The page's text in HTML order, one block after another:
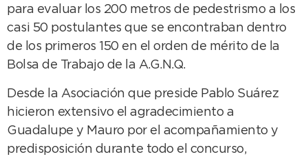
para evaluar los 200 metros de pedestrismo a los
casi 50 postulantes que se encontraban dentro
de los primeros 150 en el orden de mérito de la
Bolsa de Trabajo de la A.G.N.Q.
Desde la Asociación que preside Pablo Suárez
hicieron extensivo el agradecimiento a
Guadalupe y Mauro por el acompañamiento y
predisposición durante todo el concurso,